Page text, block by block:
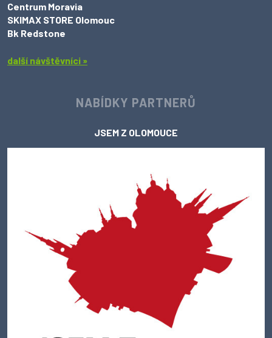
Centrum Moravia
SKIMAX STORE Olomouc
Bk Redstone
další návštěvníci »
NABÍDKY PARTNERŮ
JSEM Z OLOMOUCE